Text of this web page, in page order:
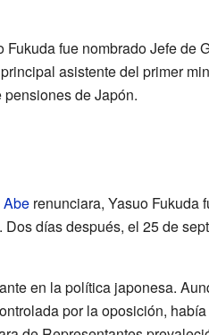
fue nombrado Jefe de
asistente del primer
de Japón.
renunciara, Yasuo Fukuda
días después, el 25 de
en la política japonesa.
por la oposición,